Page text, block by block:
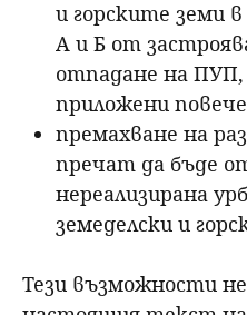
и горските земи
А и Б от
отпадане на ПУП,
приложени
премахване на
пречат да бъде
нереализирана
земеделски и
Тези възможности